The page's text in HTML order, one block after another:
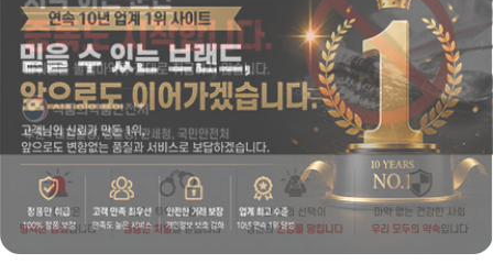
인
이
필
요
니
Q&A
파
워
제
입금확인이 안되는 상황을 대비해 꼭 입금후 고객센터 연락바랍니다.
[2026구정 연휴]설 연휴 배송 및 휴무 안내